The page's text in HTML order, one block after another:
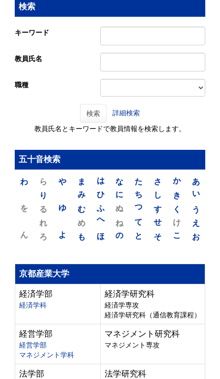
検索
キーワード
教員氏名
職種
検索 詳細検索
教員氏名とキーワードで教員情報を検索します。
五十音検索
あ
い
う
え
お
か
き
く
け
こ
さ
し
す
せ
そ
た
ち
つ
て
と
な
に
ぬ
ね
の
は
ひ
ふ
へ
ほ
ま
み
む
め
も
や
ゆ
よ
ら
り
る
れ
ろ
わ
を
ん
京都産業大学
経済学部
経済学科
経済学研究科
経済学専攻
経済学研究科（通信教育課程）
経営学部
経営学部
マネジメント学科
マネジメント研究科
マネジメント専攻
法学部 法学研究科